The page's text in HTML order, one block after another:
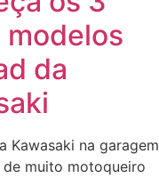
modelos
da
Kawasaki na garagem
de muito motoqueiro